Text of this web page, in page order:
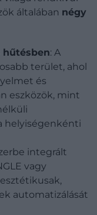
általában négy
hűtésben: A
terület, ahol
és
eszközök, mint
helyiségenkénti
integrált
vagy
automatizálását